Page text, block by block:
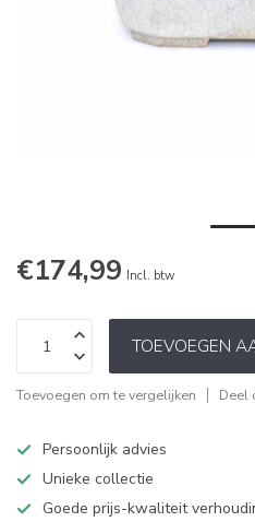
€174,99 Incl. btw
TOEVOEGEN
Toevoegen om te vergelijken Deel
Persoonlijk advies
Unieke collectie
Goede prijs-kwaliteit